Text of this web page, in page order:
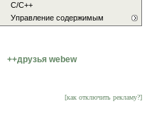
С/C++
Управление содержимым
++друзья webew
[как отключить рекламу?]